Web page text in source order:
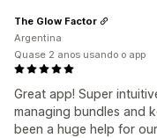
Great app! Super
managing bundles and
been a huge help for
The Glow Factor
Argentina
Quase 2 anos usando o app